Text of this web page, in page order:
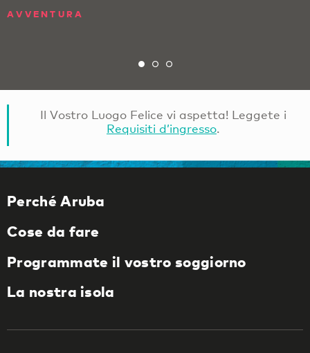
AVVENTURA
Il Vostro Luogo Felice vi aspetta! Leggete i
Requisiti d’ingresso.
Perché Aruba
Cose da fare
Programmate il vostro soggiorno
La nostra isola